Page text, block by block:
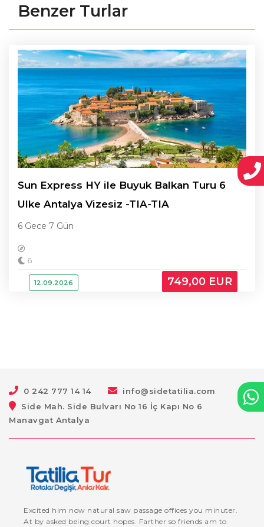
Benzer Turlar
Sun Express HY ile Buyuk Balkan Turu 6
Ulke Antalya Vizesiz -TIA-TIA
6 Gece 7 Gün
6
12.09.2026 749,00 EUR
0 242 777 14 14
info@sidetatilia.com
Side Mah. Side Bulvarı No 16 İç Kapı No 6
Manavgat Antalya
Excited him now natural saw passage offices you minuter.
At by asked being court hopes. Farther so friends am to